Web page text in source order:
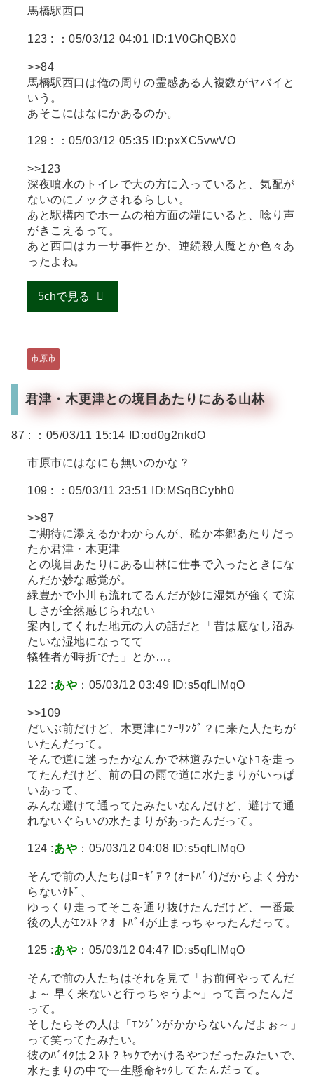
馬橋駅西口
123 : ：05/03/12 04:01 ID:1V0GhQBX0
>>84
馬橋駅西口は俺の周りの霊感ある人複数がヤバイと
いう。
あそこにはなにかあるのか。
129 : ：05/03/12 05:35 ID:pxXC5vwVO
>>123
深夜噴水のトイレで大の方に入っていると、気配が
ないのにノックされるらしい。
あと駅構内でホームの柏方面の端にいると、唸り声
がきこえるって。
あと西口はカーサ事件とか、連続殺人魔とか色々あ
ったよね。
5chで見る
市原市
君津・木更津との境目あたりにある山林
87 : ：05/03/11 15:14 ID:od0g2nkdO
市原市にはなにも無いのかな？
109 : ：05/03/11 23:51 ID:MSqBCybh0
>>87
ご期待に添えるかわからんが、確か本郷あたりだっ
たか君津・木更津
との境目あたりにある山林に仕事で入ったときにな
んだか妙な感覚が。
緑豊かで小川も流れてるんだが妙に湿気が強くて涼
しさが全然感じられない
案内してくれた地元の人の話だと「昔は底なし沼み
たいな湿地になってて
犠牲者が時折でた」とか…。
122 :あや ：05/03/12 03:49 ID:s5qfLIMqO
>>109
だいぶ前だけど、木更津にﾂｰﾘﾝｸﾞ？に来た人たちが
いたんだって。
そんで道に迷ったかなんかで林道みたいなﾄｺを走っ
てたんだけど、前の日の雨で道に水たまりがいっぱ
いあって、
みんな避けて通ってたみたいなんだけど、避けて通
れないぐらいの水たまりがあったんだって。
124 :あや ：05/03/12 04:08 ID:s5qfLIMqO
そんで前の人たちはﾛｰｷﾞｱ？(ｵｰﾄﾊﾞｲ)だからよく分か
らないｹﾄﾞ、
ゆっくり走ってそこを通り抜けたんだけど、一番最
後の人がｴﾝｽﾄ？ｵｰﾄﾊﾞｲが止まっちゃったんだって。
125 :あや ：05/03/12 04:47 ID:s5qfLIMqO
そんで前の人たちはそれを見て「お前何やってんだ
ょ～ 早く来ないと行っちゃうよ~」って言ったんだ
って。
そしたらその人は「ｴﾝｼﾞﾝがかからないんだよぉ～」
って笑ってたみたい。
彼のﾊﾞｲｸは２ｽﾄ？ｷｯｸでかけるやつだったみたいで、
水たまりの中で一生懸命ｷｯｸしてたんだって。